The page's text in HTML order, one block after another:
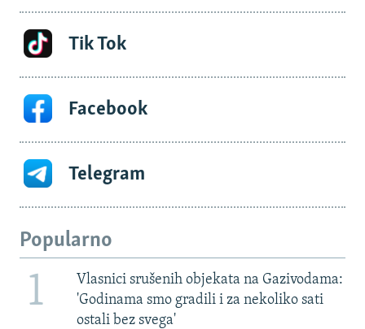
Tik Tok
Facebook
Telegram
Popularno
1
Vlasnici srušenih objekata na Gazivodama:
'Godinama smo gradili i za nekoliko sati
ostali bez svega'